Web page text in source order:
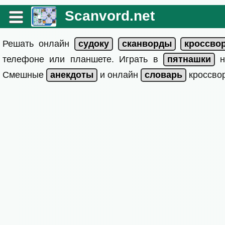
Scanvord.net
Решать онлайн
телефоне или планшете. Играть в
Смешные
и онлайн